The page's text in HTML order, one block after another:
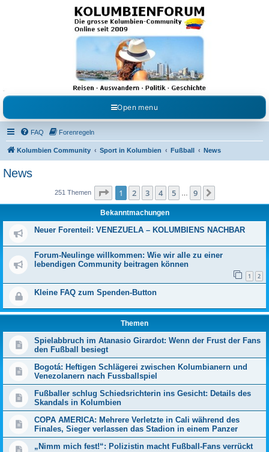
Kolumbienforum - Das
grosse Forum der
Freunde Kolumbiens
Reisen, Auswandern, Kultur, Politik, Geschichte und Visum in Kolumbien und Venezuela.
Austausch, Erfahrungen und Gemeinschaft im Kolumbienforum
Open menu
FAQ Forenregeln
Kolumbien Community Sport in Kolumbien Fußball News
News
251 Themen Seite 1von
1 2 3 4 5 … 9
Bekanntmachungen
Neuer Forenteil: VENEZUELA – KOLUMBIENS NACHBAR
Forum-Neulinge willkommen: Wie wir alle zu einer
lebendigen Community beitragen können
1 2
Kleine FAQ zum Spenden-Button
Themen
Spielabbruch im Atanasio Girardot: Wenn der Frust der Fans
den Fußball besiegt
Bogotá: Heftigen Schlägerei zwischen Kolumbianern und
Venezolanern nach Fussballspiel
Fußballer schlug Schiedsrichterin ins Gesicht: Details des
Skandals in Kolumbien
COPA AMERICA: Mehrere Verletzte in Cali während des
Finales, Sieger verlassen das Stadion in einem Panzer
„Nimm mich fest!“: Polizistin macht Fußball-Fans verrückt